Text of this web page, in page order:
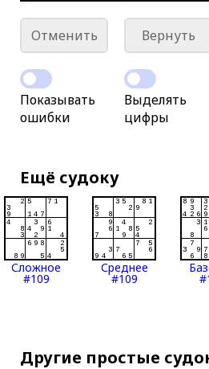
Отменить Вернуть
Показывать
ошибки
Выделять
цифры
Ещё судоку
Сложное
#109
Среднее
#109
Другие простые